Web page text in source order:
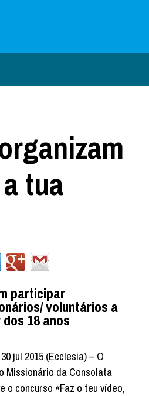
tua
participar
voluntários a
18 anos
jul 2015 (Ecclesia) – O
Missionário da Consolata
o concurso «Faz o teu vídeo,